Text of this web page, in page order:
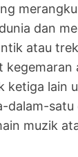
dan
atau
muzik